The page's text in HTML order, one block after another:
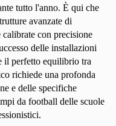
tutto l'anno. È qui che
avanzate di
con precisione
delle installazioni
il perfetto equilibrio tra
richiede una profonda
e delle specifiche
da football delle scuole